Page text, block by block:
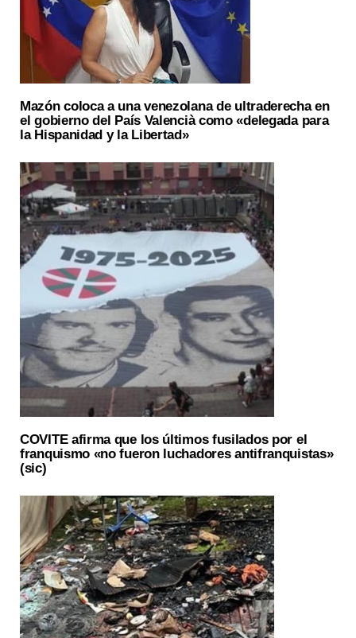
Mazón coloca a una venezolana de ultraderecha en
el gobierno del País Valencià como «delegada para
la Hispanidad y la Libertad»
COVITE afirma que los últimos fusilados por el
franquismo «no fueron luchadores antifranquistas»
(sic)